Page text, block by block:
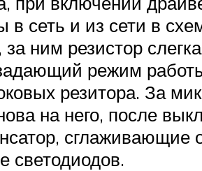
сеть и из сети в
ним резистор
задающий режим
резитора. За
на него, после
сглаживающие
светодиодов.